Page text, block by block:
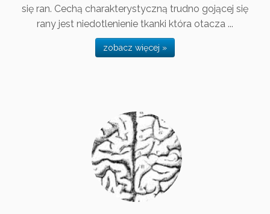
się ran. Cechą charakterystyczną trudno gojącej się
rany jest niedotlenienie tkanki która otacza ...
zobacz więcej »